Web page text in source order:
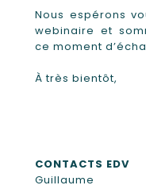
Nous espérons
webinaire et
ce moment
À très bientôt,
CONTACTS EDV